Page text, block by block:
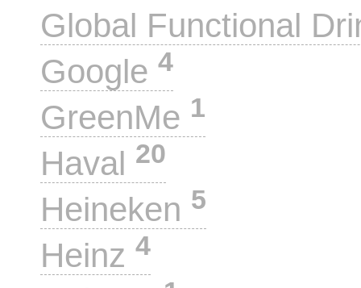
Global Functional
Google 4
GreenMe 1
Haval 20
Heineken 5
Heinz 4